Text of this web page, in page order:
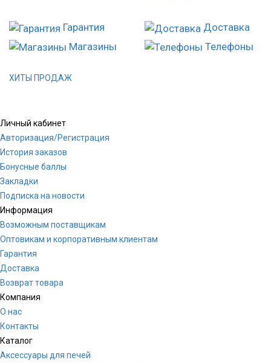
Гарантия
Доставка
Магазины
Телефоны
ХИТЫ ПРОДАЖ
Личный кабинет
Авторизация/Регистрация
История заказов
Бонусные баллы
Закладки
Подписка на новости
Информация
Возможным поставщикам
Оптовикам и корпоративным клиентам
Гарантия
Доставка
Возврат товара
Компания
О нас
Контакты
Каталог
Аксессуары для печей